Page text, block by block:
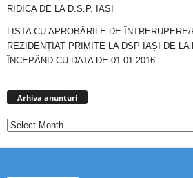
RIDICA DE LA D.S.P. IASI
LISTA CU APROBĂRILE DE
REZIDENȚIAT PRIMITE LA DSP IAȘI DE
ÎNCEPÂND CU DATA DE 01.01.2016
Arhiva anunturi